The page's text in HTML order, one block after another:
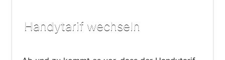
Handytarif wechseln